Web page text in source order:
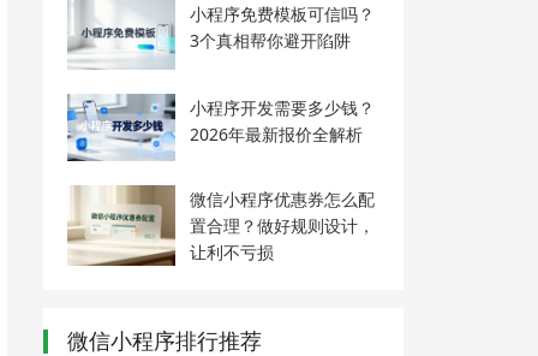
小程序免费模板可信吗？
3个真相帮你避开陷阱
小程序开发需要多少钱？
2026年最新报价全解析
微信小程序优惠券怎么配
置合理？做好规则设计，
让利不亏损
微信小程序排行推荐